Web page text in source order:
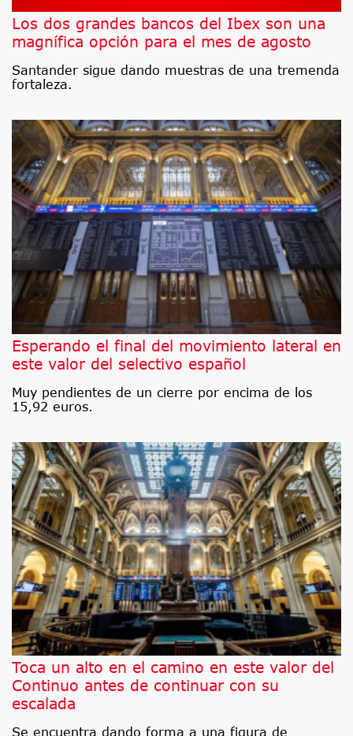
Los dos grandes bancos del Ibex son una
magnífica opción para el mes de agosto
Santander sigue dando muestras de una tremenda
fortaleza.
Esperando el final del movimiento lateral en
este valor del selectivo español
Muy pendientes de un cierre por encima de los
15,92 euros.
Toca un alto en el camino en este valor del
Continuo antes de continuar con su
escalada
Se encuentra dando forma a una figura de